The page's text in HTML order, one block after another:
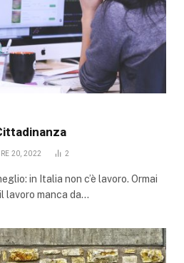
20, 2022 2
in Italia non c’è lavoro. Ormai
lavoro manca da…